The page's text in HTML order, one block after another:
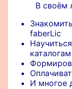
В своём
faberLic
И многое